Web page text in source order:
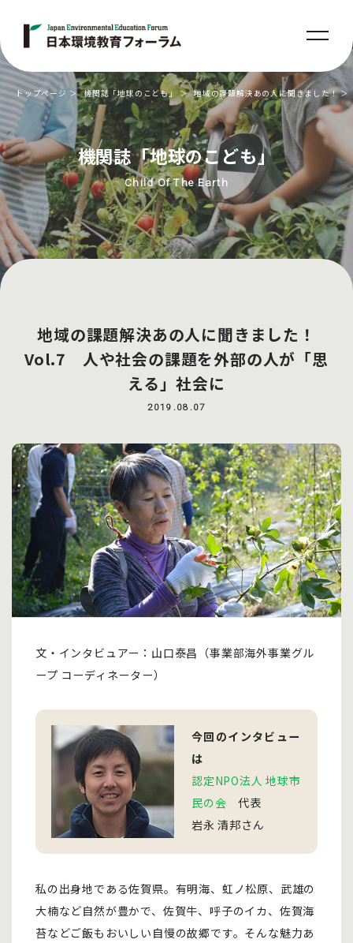
機関誌「地球のこども」
Child Of The Earth
トップページ 機関誌「地球のこども」 地域の課題解決あの人に聞きました！
地域の課題解決あの人に聞きました！
Vol.7 人や社会の課題を外部の人が「思
える」社会に
2019.08.07
文・インタビュアー：山口泰昌（事業部海外事業グル
ープ コーディネーター）
今回のインタビュー
は
認定NPO法人 地球市
民の会 代表
岩永 清邦さん
私の出身地である佐賀県。有明海、虹ノ松原、武雄の
大楠など自然が豊かで、佐賀牛、呼子のイカ、佐賀海
苔などご飯もおいしい自慢の故郷です。そんな魅力あ